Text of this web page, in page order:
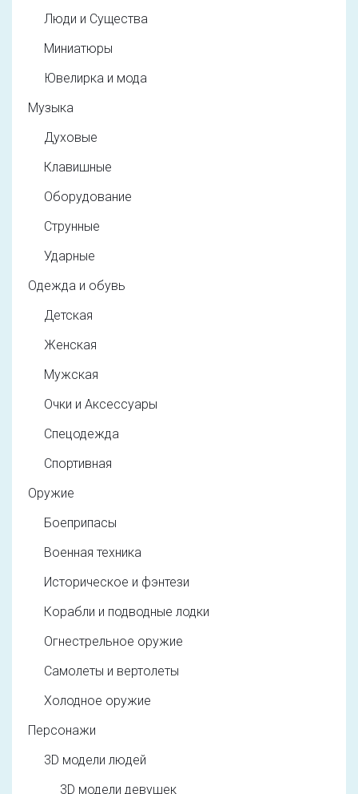
Люди и Существа
Миниатюры
Ювелирка и мода
Музыка
Духовые
Клавишные
Оборудование
Струнные
Ударные
Одежда и обувь
Детская
Женская
Мужская
Очки и Аксессуары
Спецодежда
Спортивная
Оружие
Боеприпасы
Военная техника
Историческое и фэнтези
Корабли и подводные лодки
Огнестрельное оружие
Самолеты и вертолеты
Холодное оружие
Персонажи
3D модели людей
3D модели девушек